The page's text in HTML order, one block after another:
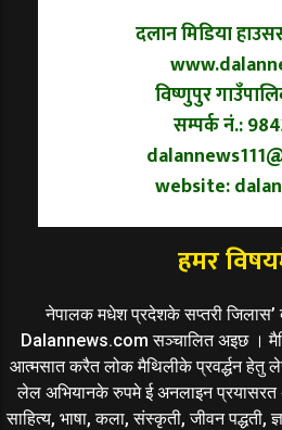
दलान मिडिया
विष्णुपुर
सम्पर्क नं.:
website:
हमर
नेपालक मधेश प्रदेशके सप्तरी जिलास’
Dalannews.com सञ्चालित अइछ ।
आत्मसात करैत लोक मैथिलीके प्रवर्द्धन
लेल अभियानके रुपमे ई अनलाइन प्रयासरत
साहित्य, भाषा, कला, संस्कृती, जीवन पद्धती,